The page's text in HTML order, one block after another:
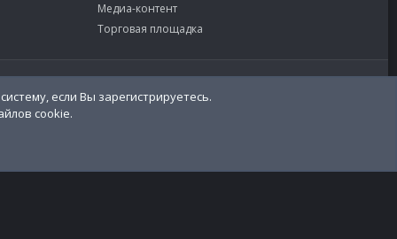
Медиа-контент
Торговая площадка
и правила Политика конфиденциальности